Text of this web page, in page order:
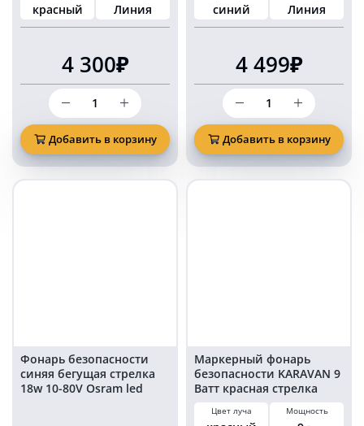
красный Линия
4 300₽
Количество
товара
30
ВАТТ
КРАСНАЯ
ЛИНИЯ
ФОНАРЬ
Добавить в корзину
синий Линия
4 499₽
Количество
товара
Маркерный
фонарь
фара
15
Ватт
Добавить в корзину
Фонарь безопасности
синяя бегущая стрелка
18w 10-80V Osram led
Маркерный фонарь
безопасности KARAVAN 9
Ватт красная стрелка
Цвет луча Мощность